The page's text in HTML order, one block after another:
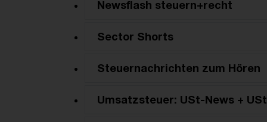
Newsflash steuern+recht
Sector Shorts
Steuernachrichten zum Hören
Umsatzsteuer: USt-News +